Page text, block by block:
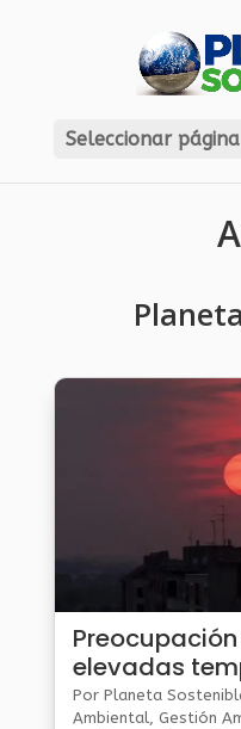
Seleccionar página
elevadas
nocturnas
Por Planeta
Ambiental, Gestión